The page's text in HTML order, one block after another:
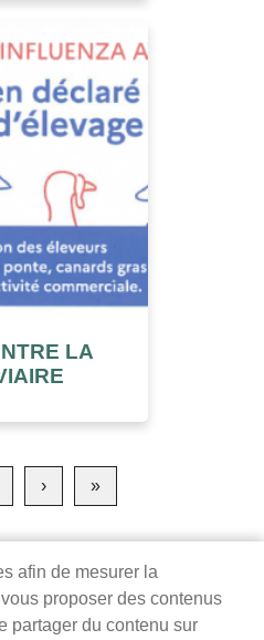
LA
›
suivante
»
page
afin de mesurer la
proposer des contenus
partager du contenu sur